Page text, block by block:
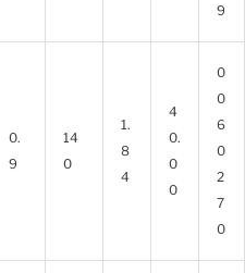
9
0.
9
14
0
1.
8
4
4
0.
0
0
0
0
6
0
2
7
0